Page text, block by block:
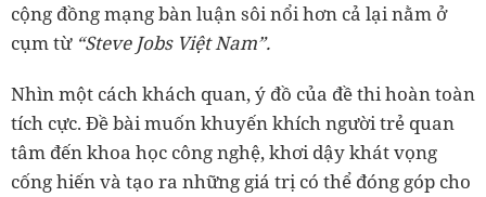
cộng đồng mạng bàn luận sôi nổi hơn cả lại nằm ở
cụm từ “Steve Jobs Việt Nam”.
Nhìn một cách khách quan, ý đồ của đề thi hoàn toàn
tích cực. Đề bài muốn khuyến khích người trẻ quan
tâm đến khoa học công nghệ, khơi dậy khát vọng
cống hiến và tạo ra những giá trị có thể đóng góp cho